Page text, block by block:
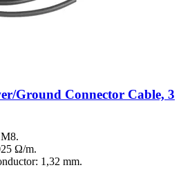
Ground Connector Cable, 3
Ω/m.
1,32 mm.